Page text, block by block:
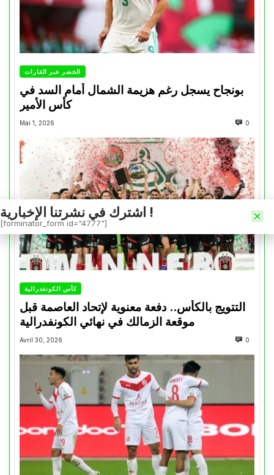
الخضر عبر القارات
بونجاح يسجل رغم هزيمة الشمال أمام السد في
كأس الأمير
Mai 1, 2026 0
كأس الكونفدرالية
التتويج بالكأس.. دفعة معنوية لإتحاد العاصمة قبل
موقعة الزمالك في نهائي الكونفدرالية
Avril 30, 2026 0
اشترك في نشرتنا الإخبارية !
[forminator_form id="4777"]